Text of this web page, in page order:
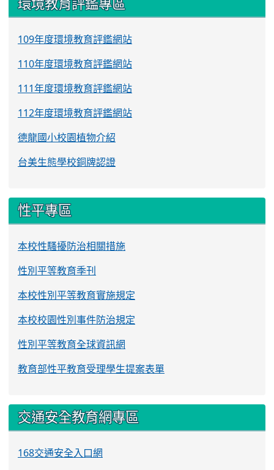
109年度環境教育評鑑網站
110年度環境教育評鑑網站
111年度環境教育評鑑網站
112年度環境教育評鑑網站
德龍國小校園植物介紹
台美生態學校銅牌認證
性平專區
本校性騷擾防治相關措施
性別平等教育季刊
本校性別平等教育實施規定
本校校園性別事件防治規定
性別平等教育全球資訊網
教育部性平教育受理學生提案表單
交通安全教育網專區
168交通安全入口網